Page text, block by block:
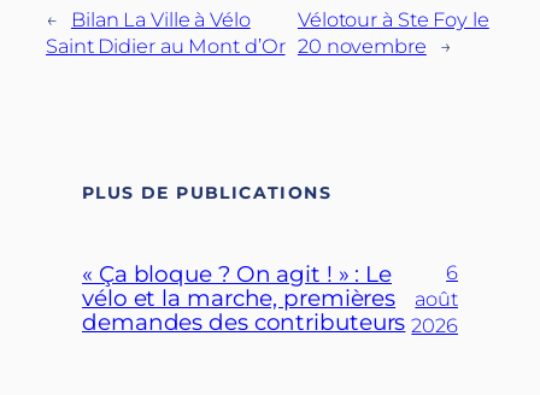
←
Bilan La Ville à Vélo
Saint Didier au Mont d’Or
Vélotour à Ste Foy le
20 novembre
→
PLUS DE PUBLICATIONS
« Ça bloque ? On agit ! » : Le
vélo et la marche, premières
demandes des contributeurs
6
août
2026